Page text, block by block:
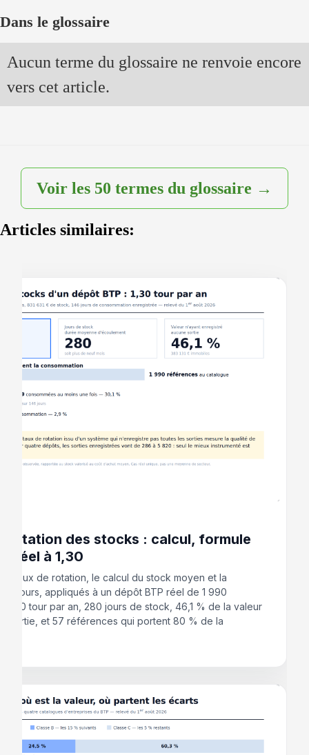
Dans le glossaire
Aucun terme du glossaire ne renvoie encore
vers cet article.
Voir les 50 termes du glossaire →
Articles similaires:
rotation des stocks : calcul, formule
réel à 1,30
taux de rotation, le calcul du stock moyen et la
jours, appliqués à un dépôt BTP réel de 1 990
1,30 tour par an, 280 jours de stock, 46,1 % de la valeur
sortie, et 57 références qui portent 80 % de la